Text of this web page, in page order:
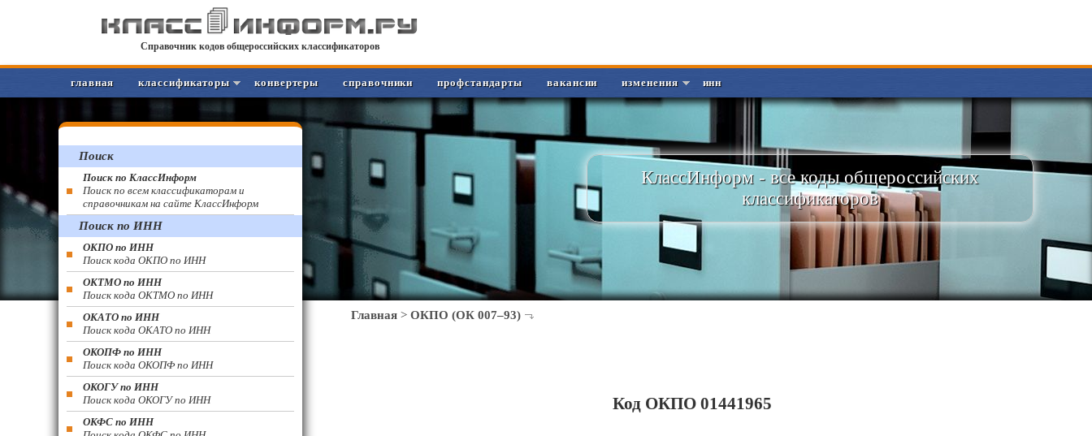
Справочник кодов общероссийских классификаторов
главная классификаторы конвертеры справочники профстандарты вакансии изменения инн
КлассИнформ - все коды общероссийских
классификаторов
Главная > ОКПО (ОК 007–93)
Код ОКПО 01441965
Поиск
Поиск по КлассИнформ
Поиск по всем классификаторам и
справочникам на сайте КлассИнформ
Поиск по ИНН
ОКПО по ИНН
Поиск кода ОКПО по ИНН
ОКТМО по ИНН
Поиск кода ОКТМО по ИНН
ОКАТО по ИНН
Поиск кода ОКАТО по ИНН
ОКОПФ по ИНН
Поиск кода ОКОПФ по ИНН
ОКОГУ по ИНН
Поиск кода ОКОГУ по ИНН
ОКФС по ИНН